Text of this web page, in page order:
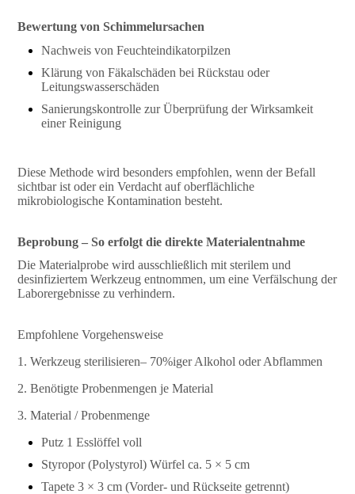
Bewertung von Schimmelursachen
Nachweis von Feuchteindikatorpilzen
Klärung von Fäkalschäden bei Rückstau oder
Leitungswasserschäden
Sanierungskontrolle zur Überprüfung der Wirksamkeit
einer Reinigung
Diese Methode wird besonders empfohlen, wenn der Befall
sichtbar ist oder ein Verdacht auf oberflächliche
mikrobiologische Kontamination besteht.
Beprobung – So erfolgt die direkte Materialentnahme
Die Materialprobe wird ausschließlich mit sterilem und
desinfiziertem Werkzeug entnommen, um eine Verfälschung der
Laborergebnisse zu verhindern.
Empfohlene Vorgehensweise
1. Werkzeug sterilisieren– 70%iger Alkohol oder Abflammen
2. Benötigte Probenmengen je Material
3. Material / Probenmenge
Putz 1 Esslöffel voll
Styropor (Polystyrol) Würfel ca. 5 × 5 cm
Tapete 3 × 3 cm (Vorder- und Rückseite getrennt)